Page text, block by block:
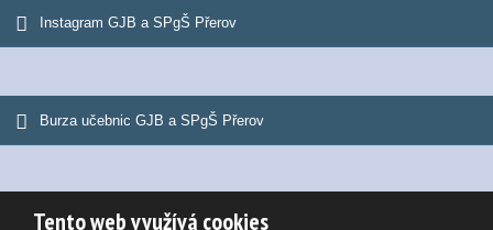
Instagram GJB a SPgŠ Přerov
Burza učebnic GJB a SPgŠ Přerov
Tento web využívá cookies